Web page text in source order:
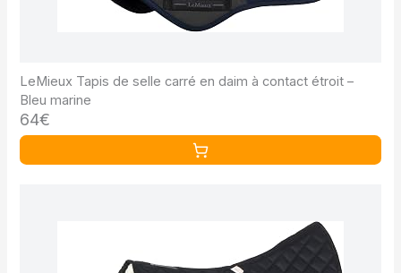
LeMieux Tapis de selle carré en daim à contact étroit –
Bleu marine
64€